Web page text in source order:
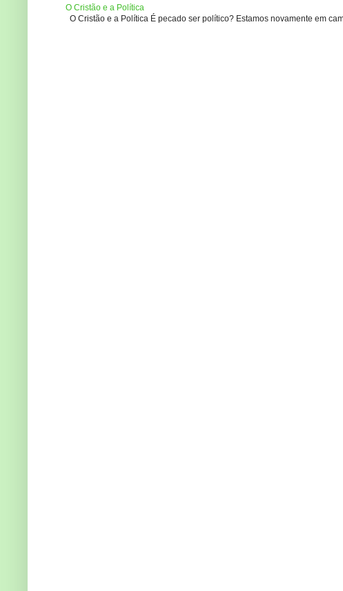
O Cristão e a Política
O Cristão e a Política É pecado ser político? Estamos novamente em